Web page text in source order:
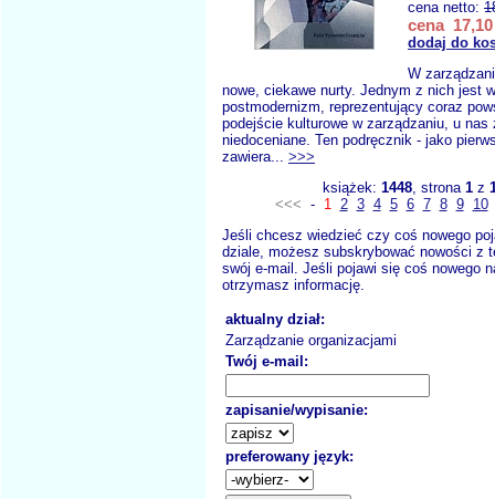
cena netto:
cena 17,10
dodaj do
W
nowe, ciekawe nurty. Jednym z nich jest
postmodernizm, reprezentujący coraz
podejście kulturowe w zarządzaniu, u nas
niedoceniane. Ten podręcznik - jako
zawiera... >>>
książek: 1448, strona 1z
<<< - 1 2 3 4 5 6 7 8 9
10
Jeśli chcesz wiedzieć czy coś nowego
dziale, możesz subskrybować nowości z
swój e-mail. Jeśli pojawi się coś nowego
otrzymasz informację.
aktualny dział:
Zarządzanie organizacjami
Twój e-mail:
zapisanie/wypisanie:
preferowany język: